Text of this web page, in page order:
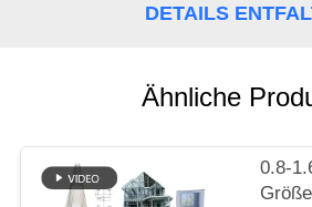
DETAILS
Ähnliche
0.8-